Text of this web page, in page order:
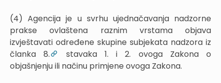
(4) Agencija je u svrhu ujednačavanja nadzorne
prakse ovlaštena raznim vrstama objava
izvještavati određene skupine subjekata nadzora iz
članka 8.
stavaka 1. i 2. ovoga Zakona o
objašnjenju ili načinu primjene ovoga Zakona.